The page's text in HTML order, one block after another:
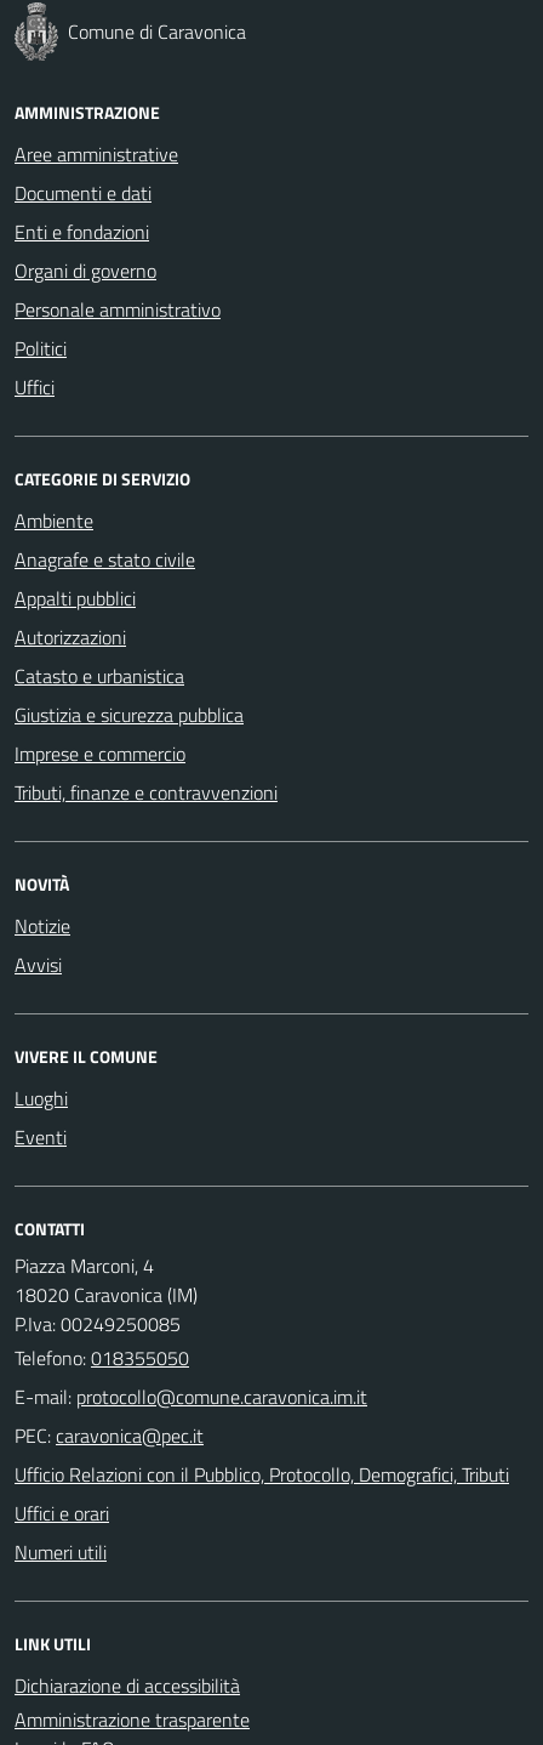
Comune di Caravonica
AMMINISTRAZIONE
Aree amministrative
Documenti e dati
Enti e fondazioni
Organi di governo
Personale amministrativo
Politici
Uffici
CATEGORIE DI SERVIZIO
Ambiente
Anagrafe e stato civile
Appalti pubblici
Autorizzazioni
Catasto e urbanistica
Giustizia e sicurezza pubblica
Imprese e commercio
Tributi, finanze e contravvenzioni
NOVITÀ
Notizie
Avvisi
VIVERE IL COMUNE
Luoghi
Eventi
CONTATTI
Piazza Marconi, 4
18020 Caravonica (IM)
P.Iva: 00249250085
Telefono:018355050
E-mail:
PEC:
Ufficio Relazioni con il Pubblico, Protocollo, Demografici, Tributi
Uffici e orari
Numeri utili
LINK UTILI
Dichiarazione di accessibilità
Amministrazione trasparente